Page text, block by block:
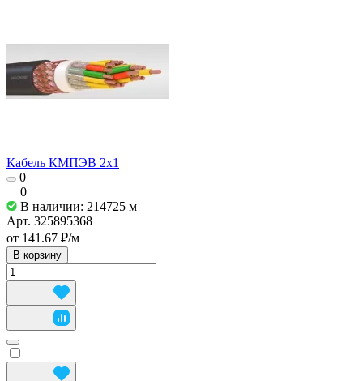
Кабель КМПЭВ 2х1
0
0
В наличии: 214725 м
Арт. 325895368
от 141.67 ₽/м
В корзину